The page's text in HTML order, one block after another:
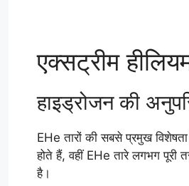
एक्सट्रीम
हाइड्रोजन की
EHe तारों की सबसे प्रमुख
होते हैं, वहीं EHe तारे लगभग पूरी
है।